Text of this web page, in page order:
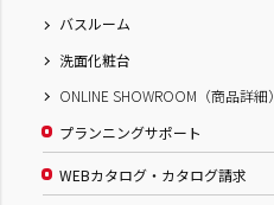
バスルーム
洗面化粧台
ONLINE SHOWROOM（商品詳細）
プランニングサポート
WEBカタログ・カタログ請求